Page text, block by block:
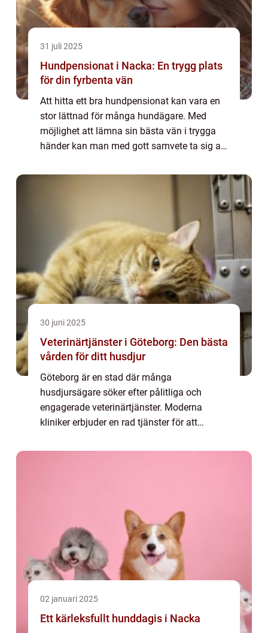
31 juli 2025
Hundpensionat i Nacka: En trygg plats
för din fyrbenta vän
Att hitta ett bra hundpensionat kan vara en
stor lättnad för många hundägare. Med
möjlighet att lämna sin bästa vän i trygga
händer kan man med gott samvete ta sig an
30 juni 2025
Veterinärtjänster i Göteborg: Den bästa
vården för ditt husdjur
Göteborg är en stad där många
husdjursägare söker efter pålitliga och
engagerade veterinärtjänster. Moderna
kliniker erbjuder en rad tjänster för att
02 januari 2025
Ett kärleksfullt hunddagis i Nacka